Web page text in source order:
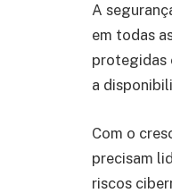
A
em todas
protegidas
a
Com o
precisam
riscos